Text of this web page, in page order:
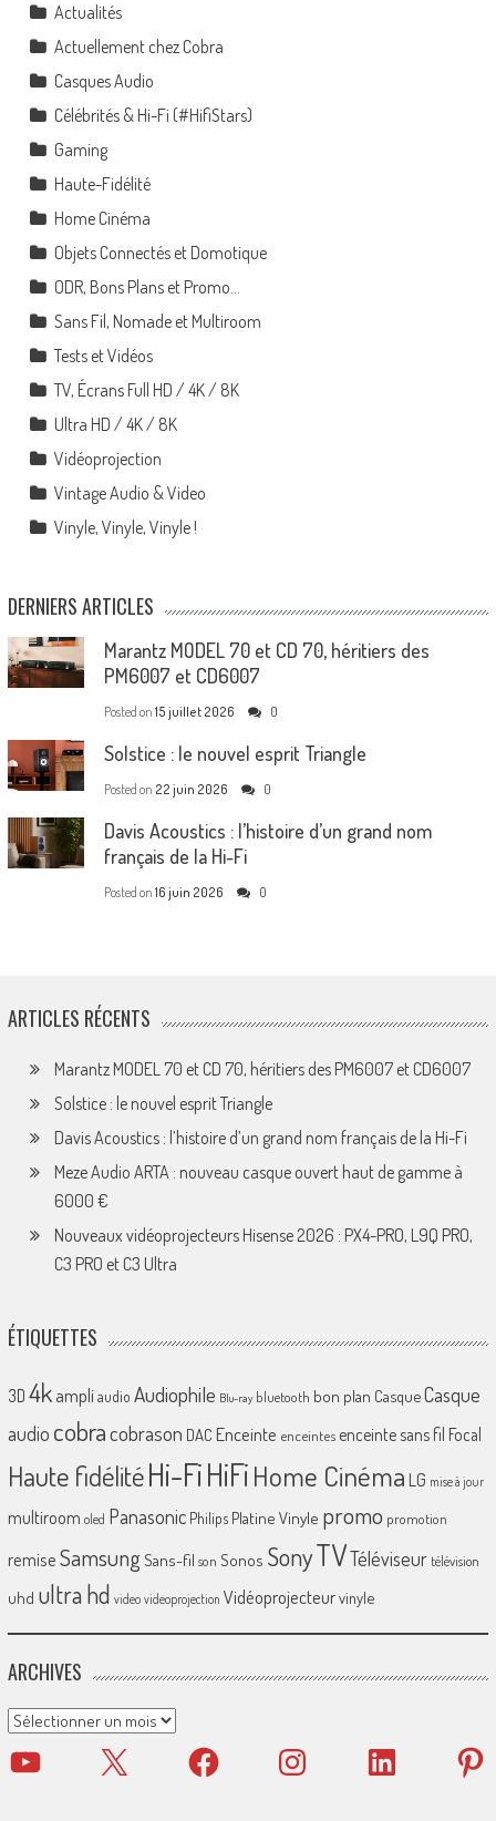
Actualités
Actuellement chez Cobra
Casques Audio
Célébrités & Hi-Fi (#HifiStars)
Gaming
Haute-Fidélité
Home Cinéma
Objets Connectés et Domotique
ODR, Bons Plans et Promo…
Sans Fil, Nomade et Multiroom
Tests et Vidéos
TV, Écrans Full HD / 4K / 8K
Ultra HD / 4K / 8K
Vidéoprojection
Vintage Audio & Video
Vinyle, Vinyle, Vinyle !
DERNIERS ARTICLES
Marantz MODEL 70 et CD 70, héritiers des
PM6007 et CD6007
Posted on 15 juillet 2026 0
Solstice : le nouvel esprit Triangle
Posted on 22 juin 2026 0
Davis Acoustics : l’histoire d’un grand nom
français de la Hi-Fi
Posted on 16 juin 2026 0
ARTICLES RÉCENTS
Marantz MODEL 70 et CD 70, héritiers des PM6007 et CD6007
Solstice : le nouvel esprit Triangle
Davis Acoustics : l’histoire d’un grand nom français de la Hi-Fi
Meze Audio ARTA : nouveau casque ouvert haut de gamme à
6000 €
Nouveaux vidéoprojecteurs Hisense 2026 : PX4-PRO, L9Q PRO,
C3 PRO et C3 Ultra
ÉTIQUETTES
3D 4k ampliaudio Audiophile Blu-ray bluetooth bon plan CasqueCasque
audio cobracobrason DAC Enceinte enceintes enceinte sans fil Focal
Haute fidélitéHi-FiHiFiHome Cinéma LG mise à jour
multiroom oled Panasonic Philips Platine Vinyle promo promotion
remiseSamsungSans-fil son Sonos SonyTVTéléviseur télévision
uhd ultra hd video videoprojection Vidéoprojecteurvinyle
ARCHIVES
Archives
YouTube X Facebook Instagram LinkedIn